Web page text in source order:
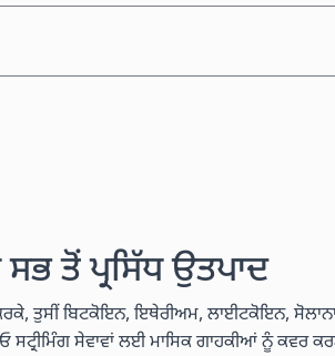
ਤੋਂ ਪ੍ਰਸਿੱਧ ਉਤਪਾਦ
ਕਰਕੇ, ਤੁਸੀਂ ਬਿਟਕੋਇਨ, ਇਥੇਰੀਅਮ, ਲਾਈਟਕੋਇਨ,
ਸਟ੍ਰੀਮਿੰਗ ਸੇਵਾਵਾਂ ਲਈ ਮਾਸਿਕ ਗਾਹਕੀਆਂ ਨੂੰ ਕਵਰ